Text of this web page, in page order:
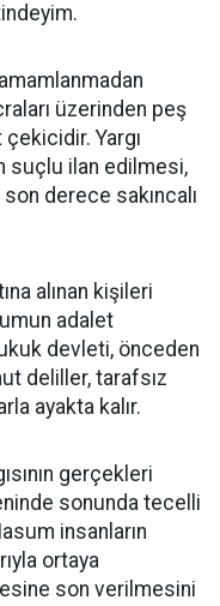
üzerinden peş
çekicidir. Yargı
suçlu ilan edilmesi,
derece sakıncalı
alınan kişileri
adalet
devleti, önceden
deliller, tarafsız
ayakta kalır.
gerçekleri
sonunda tecelli
insanların
ortaya
son verilmesini